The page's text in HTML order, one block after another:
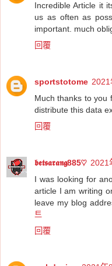
Incredible Article it
us as often as
important. much
回覆
sportstotome 2021
Much thanks to you
distribute this data
回覆
𝖇𝖊𝖙𝖘𝖆𝖗𝖆𝖓𝖌885♡ 2021
I was looking for
article I am writing
leave my blog
트
回覆